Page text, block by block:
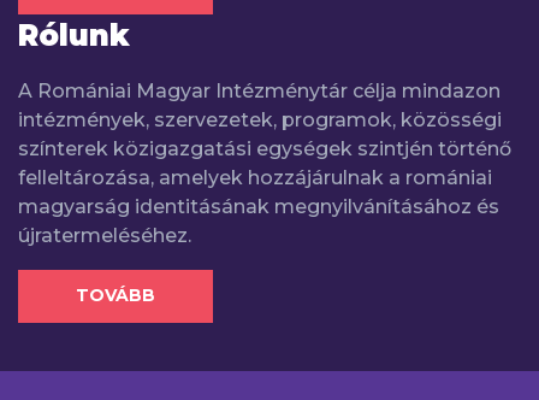
Rólunk
A Romániai Magyar Intézménytár célja mindazon
intézmények, szervezetek, programok, közösségi
színterek közigazgatási egységek szintjén történő
felleltározása, amelyek hozzájárulnak a romániai
magyarság identitásának megnyilvánításához és
újratermeléséhez.
TOVÁBB